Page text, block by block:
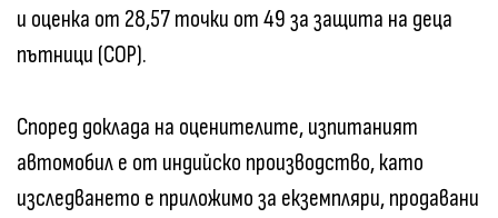
и оценка от 28,57 точки от 49 за защита на деца
пътници (COP).
Според доклада на оценителите, изпитаният
автомобил е от индийско производство, като
изследването е приложимо за екземпляри, продавани